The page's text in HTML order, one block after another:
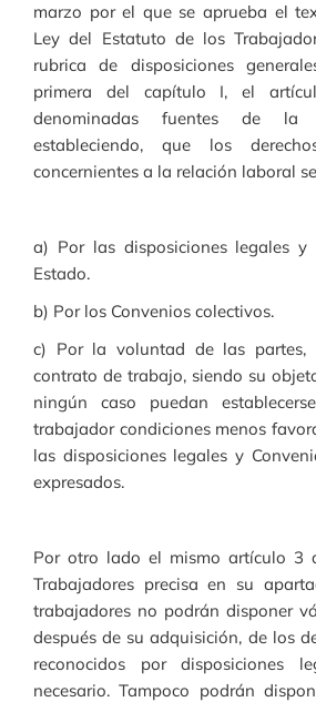
marzo por el que se aprueba el
Ley del Estatuto de los
rubrica de disposiciones
primera del capítulo I, el
denominadas fuentes de la
estableciendo, que los
concernientes a la relación laboral
a) Por las disposiciones legales y
Estado.
b) Por los Convenios colectivos.
c) Por la voluntad de las partes,
contrato de trabajo, siendo su
ningún caso puedan
trabajador condiciones menos
las disposiciones legales y
expresados.
Por otro lado el mismo artículo 3
Trabajadores precisa en su
trabajadores no podrán disponer
después de su adquisición, de los
reconocidos por disposiciones
necesario. Tampoco podrán